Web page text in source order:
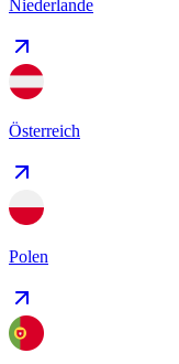
Niederlande
Österreich
Polen